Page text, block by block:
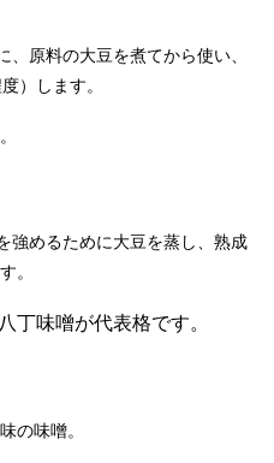
、原料の大豆を煮てから使い、
）します。
強めるために大豆を蒸し、熟成
。
丁味噌が代表格です。
の味噌。